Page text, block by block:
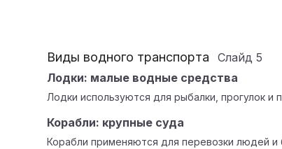
Виды водного транспорта Слайд 5
Лодки: малые водные средства
Лодки используются для рыбалки, прогулок и
Корабли: крупные суда
Корабли применяются для перевозки людей и